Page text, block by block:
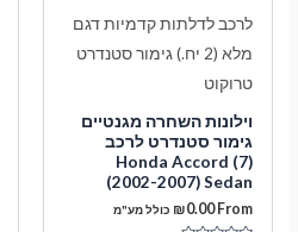
וילונות השחרה מגנטיים
גימור סטנדרט לרכב
Honda Accord (7)
(2002-2007) Sedan
From
₪0.00 כולל מע"מ